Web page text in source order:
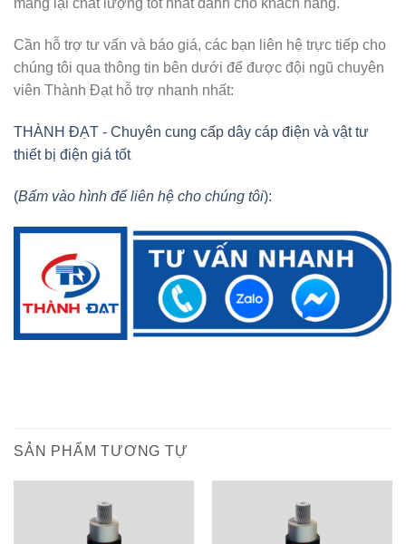
mang lại chất lượng tốt nhất dành cho khách hàng.
Cần hỗ trợ tư vấn và báo giá, các bạn liên hệ trực tiếp cho
chúng tôi qua thông tin bên dưới để được đội ngũ chuyên
viên Thành Đạt hỗ trợ nhanh nhất:
THÀNH ĐẠT - Chuyên cung cấp dây cáp điện và vật tư
thiết bị điện giá tốt
(Bấm vào hình để liên hệ cho chúng tôi):
SẢN PHẨM TƯƠNG TỰ